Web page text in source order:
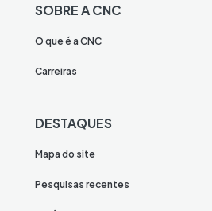
SOBRE A CNC
O que é a CNC
Carreiras
DESTAQUES
Mapa do site
Pesquisas recentes